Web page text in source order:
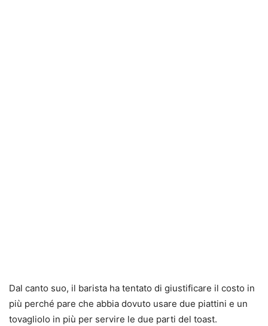
Dal canto suo, il barista ha tentato di giustificare il costo in
più perché pare che abbia dovuto usare due piattini e un
tovagliolo in più per servire le due parti del toast.